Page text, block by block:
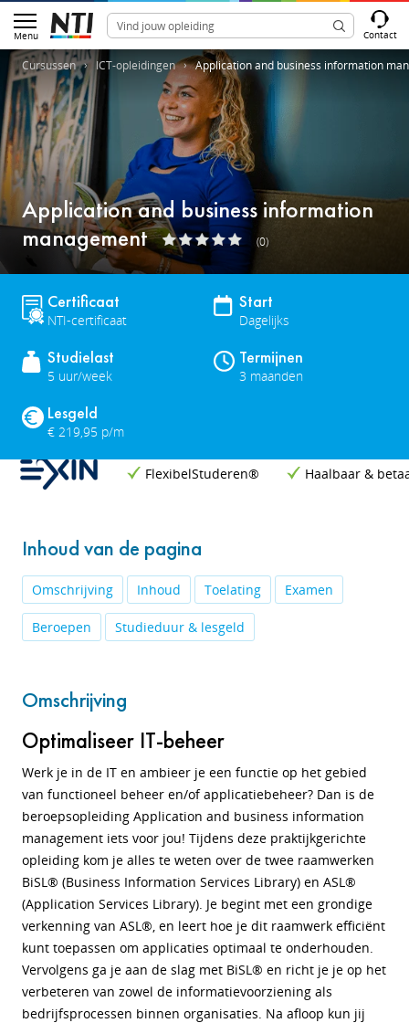
Menu Contact
Cursussen ICT-opleidingen Application and business information
Application and business information
management
(0)
Certificaat
NTI-certificaat
Start
Dagelijks
Studielast
5 uur/week
Termijnen
3 maanden
Lesgeld
€ 219,95 p/m
FlexibelStuderen® Haalbaar &
Inhoud van de pagina
Omschrijving Inhoud Toelating Examen
Beroepen Studieduur & lesgeld
Omschrijving
Optimaliseer IT-beheer
Werk je in de IT en ambieer je een functie op het gebied
van functioneel beheer en/of applicatiebeheer? Dan is de
beroepsopleiding Application and business information
management iets voor jou! Tijdens deze praktijkgerichte
opleiding kom je alles te weten over de twee raamwerken
BiSL® (Business Information Services Library) en ASL®
(Application Services Library). Je begint met een grondige
verkenning van ASL®, en leert hoe je dit raamwerk efficiënt
kunt toepassen om applicaties optimaal te onderhouden.
Vervolgens ga je aan de slag met BiSL® en richt je je op het
verbeteren van zowel de informatievoorziening als
bedrijfsprocessen binnen organisaties. Na afloop kun jij